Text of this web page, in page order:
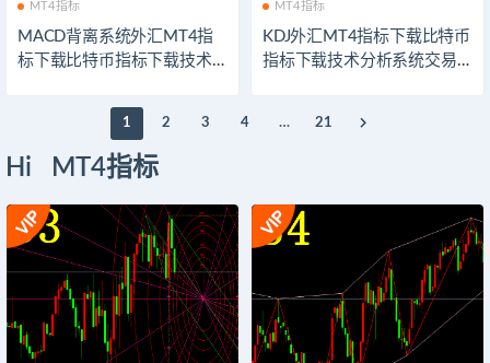
MT4指标
MACD背离系统外汇MT4指
标下载比特币指标下载技术
坊外汇指示器下载
MT4指标
KDJ外汇MT4指标下载比特币
指标下载技术分析系统交易
1 2 3 4 … 21
Hi MT4指标